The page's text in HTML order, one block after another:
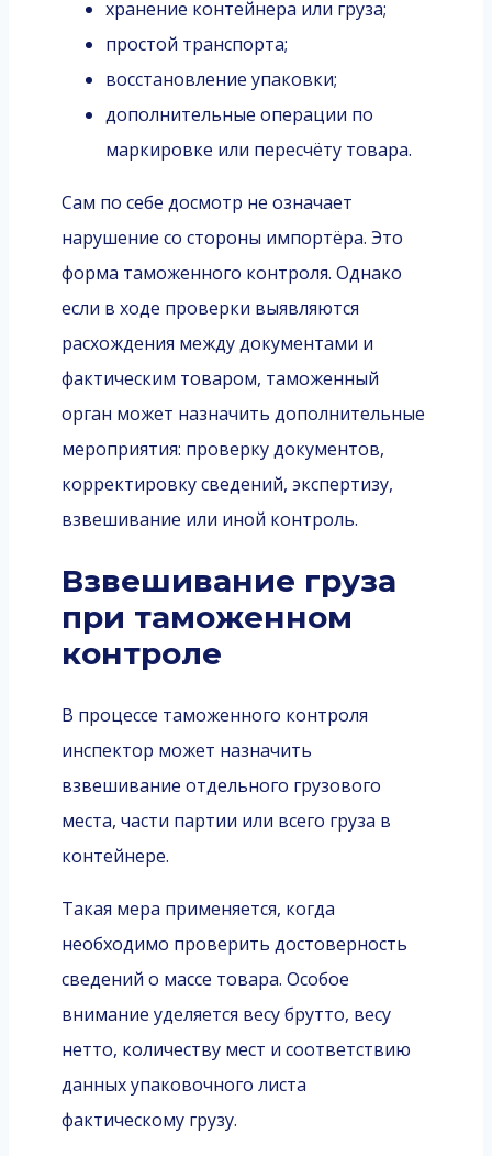
хранение контейнера или груза;
простой транспорта;
восстановление упаковки;
дополнительные операции по
маркировке или пересчёту товара.
Сам по себе досмотр не означает
нарушение со стороны импортёра. Это
форма таможенного контроля. Однако
если в ходе проверки выявляются
расхождения между документами и
фактическим товаром, таможенный
орган может назначить дополнительные
мероприятия: проверку документов,
корректировку сведений, экспертизу,
взвешивание или иной контроль.
Взвешивание груза
при таможенном
контроле
В процессе таможенного контроля
инспектор может назначить
взвешивание отдельного грузового
места, части партии или всего груза в
контейнере.
Такая мера применяется, когда
необходимо проверить достоверность
сведений о массе товара. Особое
внимание уделяется весу брутто, весу
нетто, количеству мест и соответствию
данных упаковочного листа
фактическому грузу.